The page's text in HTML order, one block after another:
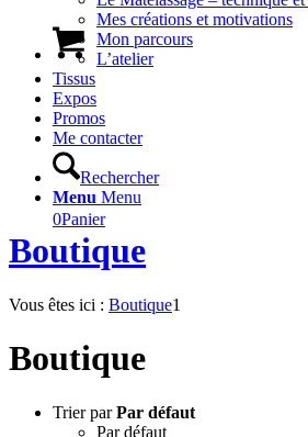
0Panier
Mes créations et motivations
Mon parcours
L’atelier
Tissus
Expos
Promos
Me contacter
Rechercher
Menu Menu
Boutique
Vous êtes ici : Boutique1
Boutique
Trier parPar défaut
Par défaut